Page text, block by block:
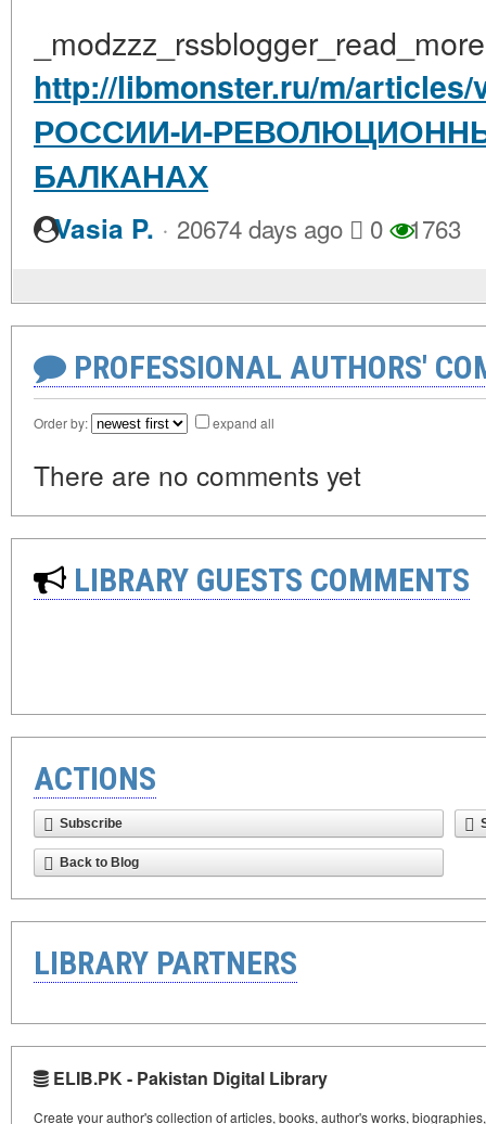
_modzzz_rssblogger_read_more
http://libmonster.ru/m/
РОССИИ-И-
БАЛКАНАХ
Vasia P. · 20674 days ago 0 1763
PROFESSIONAL AUTHORS'
Order by: expand all
There are no comments yet
LIBRARY GUESTS COMMENTS
ACTIONS
Subscribe
Back to Blog
LIBRARY PARTNERS
ELIB.PK - Pakistan Digital Library
Create your author's collection of articles, books, author's works,